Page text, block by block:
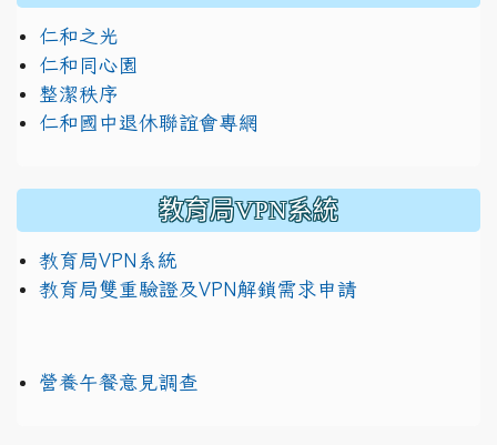
仁和之光
仁和同心園
整潔秩序
仁和國中退休聯誼會專網
教育局VPN系統
教育局VPN系統
教育局雙重驗證及VPN解鎖需求申請
營養午餐意見調查